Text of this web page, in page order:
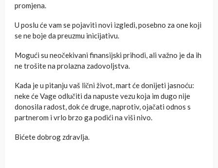
promjena.
U poslu će vam se pojaviti novi izgledi, posebno za one koji
se ne boje da preuzmu inicijativu.
Mogući su neočekivani finansijski prihodi, ali važno je da ih
ne trošite na prolazna zadovoljstva.
Kada je u pitanju vaš lični život, mart će donijeti jasnoću:
neke će Vage odlučiti da napuste vezu koja im dugo nije
donosila radost, dok će druge, naprotiv, ojačati odnos s
partnerom i vrlo brzo ga podići na viši nivo.
Bićete dobrog zdravlja.